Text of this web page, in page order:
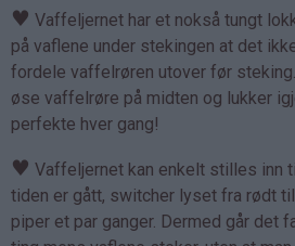
♥ Vaffeljernet har et nokså tungt
på vaflene under stekingen at det
fordele vaffelrøren utover før
øse vaffelrøre på midten og lukker
perfekte hver gang!
♥ Vaffeljernet kan enkelt stilles inn
tiden er gått, switcher lyset fra rødt
piper et par ganger. Dermed går det